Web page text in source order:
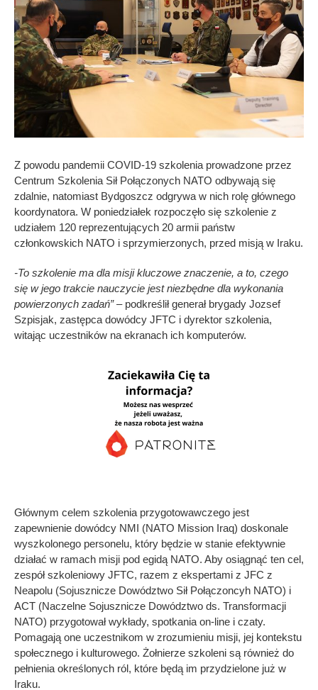
Z powodu pandemii COVID-19 szkolenia prowadzone przez
Centrum Szkolenia Sił Połączonych NATO odbywają się
zdalnie, natomiast Bydgoszcz odgrywa w nich rolę głównego
koordynatora. W poniedziałek rozpoczęło się szkolenie z
udziałem 120 reprezentujących 20 armii państw
członkowskich NATO i sprzymierzonych, przed misją w Iraku.
-To szkolenie ma dla misji kluczowe znaczenie, a to, czego
się w jego trakcie nauczycie jest niezbędne dla wykonania
powierzonych zadań”– podkreślił generał brygady Jozsef
Szpisjak, zastępca dowódcy JFTC i dyrektor szkolenia,
witając uczestników na ekranach ich komputerów.
Głównym celem szkolenia przygotowawczego jest
zapewnienie dowódcy NMI (NATO Mission Iraq) doskonale
wyszkolonego personelu, który będzie w stanie efektywnie
działać w ramach misji pod egidą NATO. Aby osiągnąć ten cel,
zespół szkoleniowy JFTC, razem z ekspertami z JFC z
Neapolu (Sojusznicze Dowództwo Sił Połączoncyh NATO) i
ACT (Naczelne Sojusznicze Dowództwo ds. Transformacji
NATO) przygotował wykłady, spotkania on-line i czaty.
Pomagają one uczestnikom w zrozumieniu misji, jej kontekstu
społecznego i kulturowego. Żołnierze szkoleni są również do
pełnienia określonych ról, które będą im przydzielone już w
Iraku.